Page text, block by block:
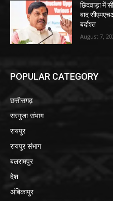
छिंदवाड़ा में
बाद
बर्दाश्त
August 7,
POPULAR CATEGORY
छत्तीसगढ़
सरगुजा संभाग
रायपुर
रायपुर संभाग
बलरामपुर
देश
अंबिकापुर